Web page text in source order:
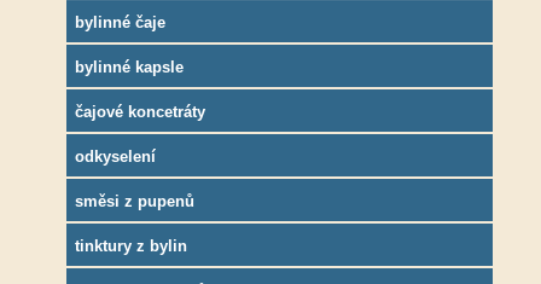
bylinné čaje
bylinné kapsle
čajové koncetráty
odkyselení
směsi z pupenů
tinktury z bylin